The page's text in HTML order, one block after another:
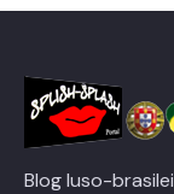
Blog luso-